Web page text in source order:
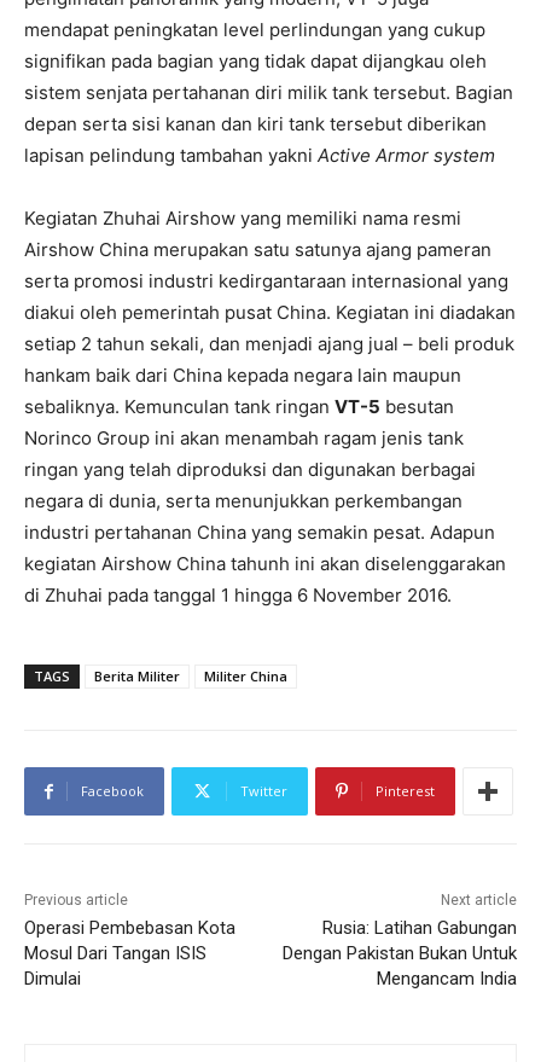
mendapat peningkatan level perlindungan yang cukup
signifikan pada bagian yang tidak dapat dijangkau oleh
sistem senjata pertahanan diri milik tank tersebut. Bagian
depan serta sisi kanan dan kiri tank tersebut diberikan
lapisan pelindung tambahan yakni Active Armor system
Kegiatan Zhuhai Airshow yang memiliki nama resmi
Airshow China merupakan satu satunya ajang pameran
serta promosi industri kedirgantaraan internasional yang
diakui oleh pemerintah pusat China. Kegiatan ini diadakan
setiap 2 tahun sekali, dan menjadi ajang jual – beli produk
hankam baik dari China kepada negara lain maupun
sebaliknya. Kemunculan tank ringan VT-5 besutan
Norinco Group ini akan menambah ragam jenis tank
ringan yang telah diproduksi dan digunakan berbagai
negara di dunia, serta menunjukkan perkembangan
industri pertahanan China yang semakin pesat. Adapun
kegiatan Airshow China tahunh ini akan diselenggarakan
di Zhuhai pada tanggal 1 hingga 6 November 2016.
TAGS Berita Militer Militer China
Facebook Twitter Pinterest
Previous article
Operasi Pembebasan Kota
Mosul Dari Tangan ISIS
Dimulai
Next article
Rusia: Latihan Gabungan
Dengan Pakistan Bukan Untuk
Mengancam India